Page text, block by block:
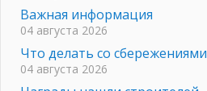
Важная информация
04 августа 2026
Что делать со сбережениями
04 августа 2026